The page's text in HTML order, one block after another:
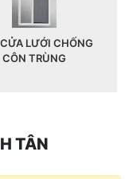
LƯỚI CHỐNG
CÔN TRÙNG
TÂN